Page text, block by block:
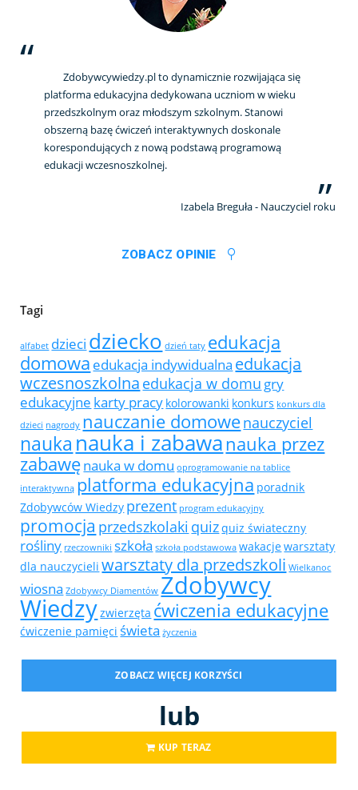
Zdobywcywiedzy.pl to dynamicznie rozwijająca się
platforma edukacyjna dedykowana uczniom w wieku
przedszkolnym oraz młodszym szkolnym. Stanowi
obszerną bazę ćwiczeń interaktywnych doskonale
korespondujących z nową podstawą programową
edukacji wczesnoszkolnej.
Izabela Breguła - Nauczyciel roku
ZOBACZ OPINIE
Tagi
alfabet dzieci dziecko dzień taty edukacja
domowa edukacja indywidualna edukacja
wczesnoszkolna edukacja w domu gry
edukacyjne karty pracy kolorowanki konkurs konkurs dla
dzieci nagrody nauczanie domowenauczyciel
nauka nauka i zabawanauka przez
zabawęnauka w domu oprogramowanie na tablice
interaktywną platforma edukacyjna poradnik
Zdobywców Wiedzy prezent program edukacyjny
promocja przedszkolaki quizquiz świateczny
rośliny rzeczowniki szkoła szkoła podstawowa wakacjewarsztaty
dla nauczycieli warsztaty dla przedszkoli Wielkanoc
wiosna Zdobywcy Diamentów Zdobywcy
Wiedzyzwierzęta ćwiczenia edukacyjne
ćwiczenie pamięci świeta życzenia
ZOBACZ WIĘCEJ KORZYŚCI
lub
KUP TERAZ